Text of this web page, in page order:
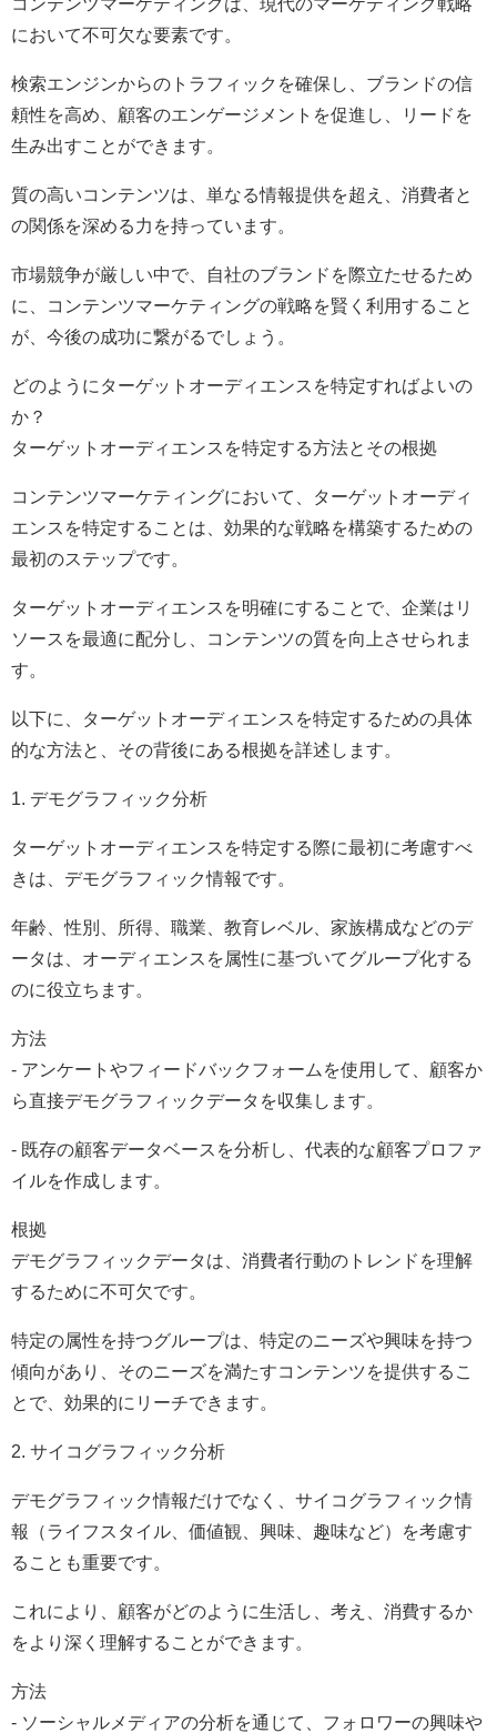
において不可欠な要素です。
検索エンジンからのトラフィックを確保し、ブランドの信
頼性を高め、顧客のエンゲージメントを促進し、リードを
生み出すことができます。
質の高いコンテンツは、単なる情報提供を超え、消費者と
の関係を深める力を持っています。
市場競争が厳しい中で、自社のブランドを際立たせるため
に、コンテンツマーケティングの戦略を賢く利用すること
が、今後の成功に繋がるでしょう。
どのようにターゲットオーディエンスを特定すればよいの
か？
ターゲットオーディエンスを特定する方法とその根拠
コンテンツマーケティングにおいて、ターゲットオーディ
エンスを特定することは、効果的な戦略を構築するための
最初のステップです。
ターゲットオーディエンスを明確にすることで、企業はリ
ソースを最適に配分し、コンテンツの質を向上させられま
す。
以下に、ターゲットオーディエンスを特定するための具体
的な方法と、その背後にある根拠を詳述します。
1. デモグラフィック分析
ターゲットオーディエンスを特定する際に最初に考慮すべ
きは、デモグラフィック情報です。
年齢、性別、所得、職業、教育レベル、家族構成などのデ
ータは、オーディエンスを属性に基づいてグループ化する
のに役立ちます。
方法
- アンケートやフィードバックフォームを使用して、顧客か
ら直接デモグラフィックデータを収集します。
- 既存の顧客データベースを分析し、代表的な顧客プロファ
イルを作成します。
根拠
デモグラフィックデータは、消費者行動のトレンドを理解
するために不可欠です。
特定の属性を持つグループは、特定のニーズや興味を持つ
傾向があり、そのニーズを満たすコンテンツを提供するこ
とで、効果的にリーチできます。
2. サイコグラフィック分析
デモグラフィック情報だけでなく、サイコグラフィック情
報（ライフスタイル、価値観、興味、趣味など）を考慮す
ることも重要です。
これにより、顧客がどのように生活し、考え、消費するか
をより深く理解することができます。
方法
- ソーシャルメディアの分析を通じて、フォロワーの興味や